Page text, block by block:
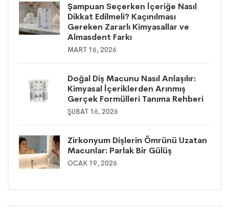
Şampuan Seçerken İçeriğe Nasıl
Dikkat Edilmeli? Kaçınılması
Gereken Zararlı Kimyasallar ve
Almasdent Farkı
MART 16, 2026
Doğal Diş Macunu Nasıl Anlaşılır:
Kimyasal İçeriklerden Arınmış
Gerçek Formülleri Tanıma Rehberi
ŞUBAT 16, 2026
Zirkonyum Dişlerin Ömrünü Uzatan
Macunlar: Parlak Bir Gülüş
OCAK 19, 2026